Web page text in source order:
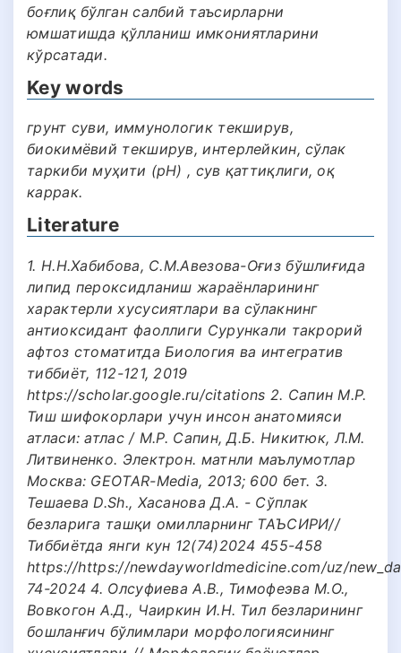
боғлиқ бўлган салбий таъсирларни
юмшатишда қўлланиш имкониятларини
кўрсатади.
Key words
грунт суви, иммунологик текширув,
биокимёвий текширув, интерлейкин, сўлак
таркиби муҳити (pH) , сув қаттиқлиги, оқ
каррак.
Literature
1. Н.Н.Хабибова, С.М.Авезова-Оғиз бўшлиғида
липид пероксидланиш жараёнларининг
характерли хусусиятлари ва сўлакнинг
антиоксидант фаоллиги Сурункали такрорий
афтоз стоматитда Биология ва интегратив
тиббиёт, 112-121, 2019
https://scholar.google.ru/citations 2. Сапин М.Р.
Тиш шифокорлари учун инсон анатомияси
атласи: атлас / М.Р. Сапин, Д.Б. Никитюк, Л.М.
Литвиненко. Электрон. матнли маълумотлар
Москва: GEOTAR-Media, 2013; 600 бет. 3.
Тешаева D.Sh., Хасанова Д.А. - Сўплак
безларига ташқи омилларнинг ТАЪСИРИ//
Тиббиётда янги кун 12(74)2024 455-458
https://https://newdayworldmedicine.com/uz/
74-2024 4. Олсуфиева А.В., Тимофеэва М.О.,
Вовкогон А.Д., Чаиркин И.Н. Тил безларининг
бошланғич бўлимлари морфологиясининг